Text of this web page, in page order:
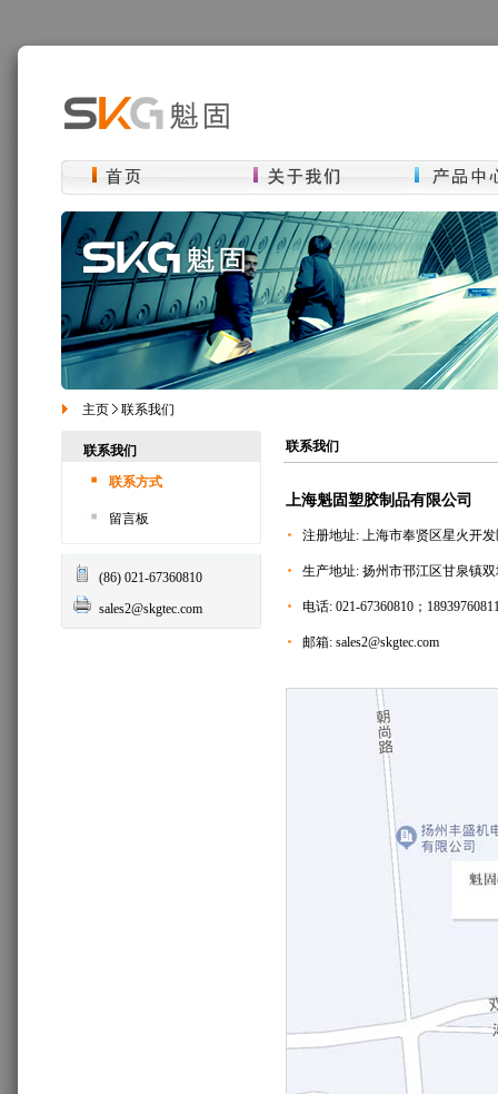
主页 联系我们
联系我们
联系方式
留言板
(86) 021-67360810
sales2@skgtec.com
联系我们
上海魁固塑胶制品有限公司
注册地址: 上海市奉贤区星火开
生产地址: 扬州市邗江区甘泉镇
电话: 021-67360810；
邮箱: sales2@skgtec.com